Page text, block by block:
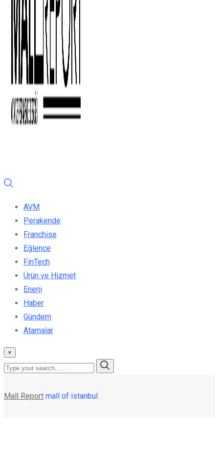
AVM
Perakende
Franchise
Eğlence
FinTech
Ürün ve Hizmet
Enerji
Haber
Gündem
Atamalar
×
Mall Report mall of istanbul